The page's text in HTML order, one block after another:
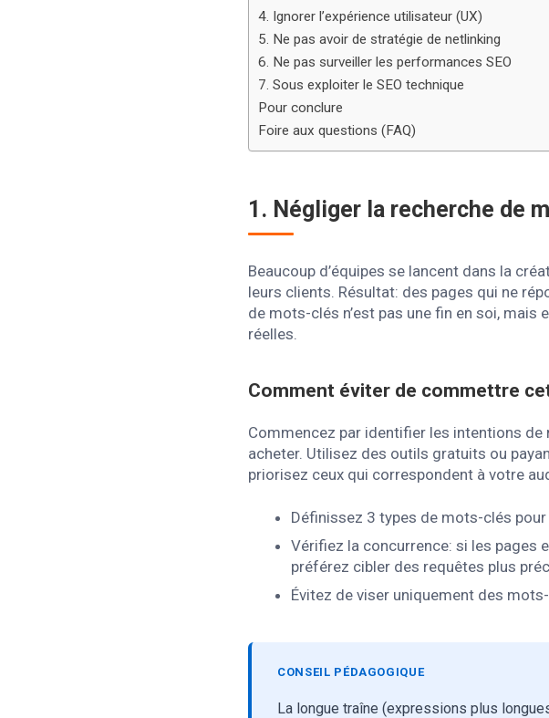
4. Ignorer l’expérience utilisateur (UX)
5. Ne pas avoir de stratégie de netlinking
6. Ne pas surveiller les performances SEO
7. Sous exploiter le SEO technique
Pour conclure
Foire aux questions (FAQ)
1. Négliger la recherche de
Beaucoup d’équipes se lancent dans la
leurs clients. Résultat: des pages qui ne
de mots-clés n’est pas une fin en soi, mais
réelles.
Comment éviter de commettre
Commencez par identifier les intentions
acheter. Utilisez des outils gratuits ou
priorisez ceux qui correspondent à votre
Définissez 3 types de mots-clés
Vérifiez la concurrence: si les pages
préférez cibler des requêtes plus
Évitez de viser uniquement des
CONSEIL PÉDAGOGIQUE
La longue traîne (expressions plus